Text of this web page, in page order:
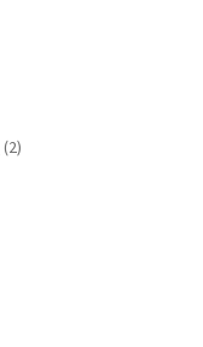
22